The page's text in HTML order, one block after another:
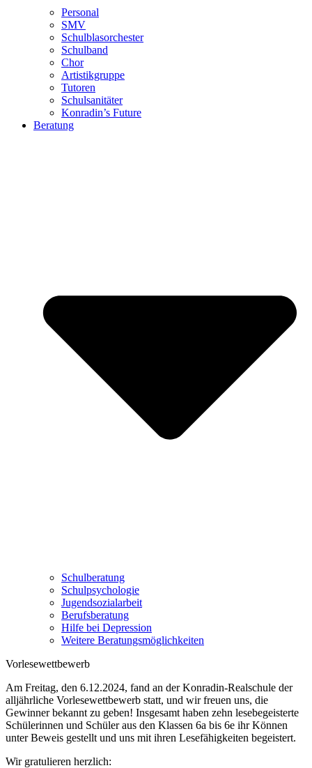
Personal
SMV
Schulblasorchester
Schulband
Chor
Artistikgruppe
Tutoren
Schulsanitäter
Konradin’s Future
Beratung
Schulberatung
Schulpsychologie
Jugendsozialarbeit
Berufsberatung
Hilfe bei Depression
Weitere Beratungsmöglichkeiten
Vorlesewettbewerb
Am Freitag, den 6.12.2024, fand an der Konradin-Realschule der
alljährliche Vorlesewettbewerb statt, und wir freuen uns, die
Gewinner bekannt zu geben! Insgesamt haben zehn lesebegeisterte
Schülerinnen und Schüler aus den Klassen 6a bis 6e ihr Können
unter Beweis gestellt und uns mit ihren Lesefähigkeiten begeistert.
Wir gratulieren herzlich: